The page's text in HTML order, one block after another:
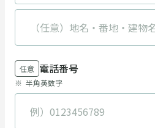
任意 電話番号
半角英数字